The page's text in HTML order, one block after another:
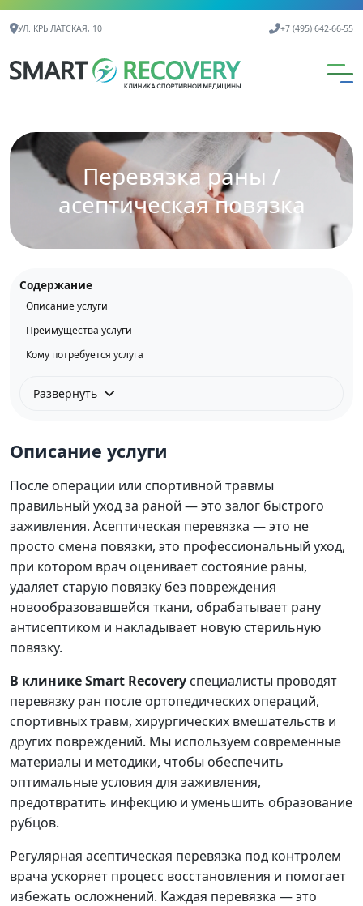
Контактная информация
УЛ. КРЫЛАТСКАЯ, 10 +7 (495) 642-66-55
Перевязка раны /
асептическая повязка
Содержание
Описание услуги
Преимущества услуги
Кому потребуется услуга
Развернуть
Описание услуги
После операции или спортивной травмы
правильный уход за раной — это залог быстрого
заживления. Асептическая перевязка — это не
просто смена повязки, это профессиональный уход,
при котором врач оценивает состояние раны,
удаляет старую повязку без повреждения
новообразовавшейся ткани, обрабатывает рану
антисептиком и накладывает новую стерильную
повязку.
В клинике Smart Recovery специалисты проводят
перевязку ран после ортопедических операций,
спортивных травм, хирургических вмешательств и
других повреждений. Мы используем современные
материалы и методики, чтобы обеспечить
оптимальные условия для заживления,
предотвратить инфекцию и уменьшить образование
рубцов.
Регулярная асептическая перевязка под контролем
врача ускоряет процесс восстановления и помогает
избежать осложнений. Каждая перевязка — это